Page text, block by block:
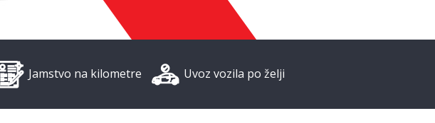
Jamstvo na kilometre Uvoz vozila po želji